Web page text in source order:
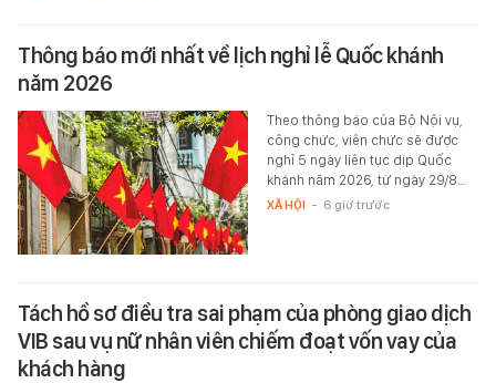
Thông báo mới nhất về lịch nghỉ lễ Quốc khánh
năm 2026
Theo thông báo của Bộ Nội vụ,
công chức, viên chức sẽ được
nghỉ 5 ngày liên tục dịp Quốc
khánh năm 2026, từ ngày 29/8…
XÃ HỘI - 6 giờ trước
Tách hồ sơ điều tra sai phạm của phòng giao dịch
VIB sau vụ nữ nhân viên chiếm đoạt vốn vay của
khách hàng